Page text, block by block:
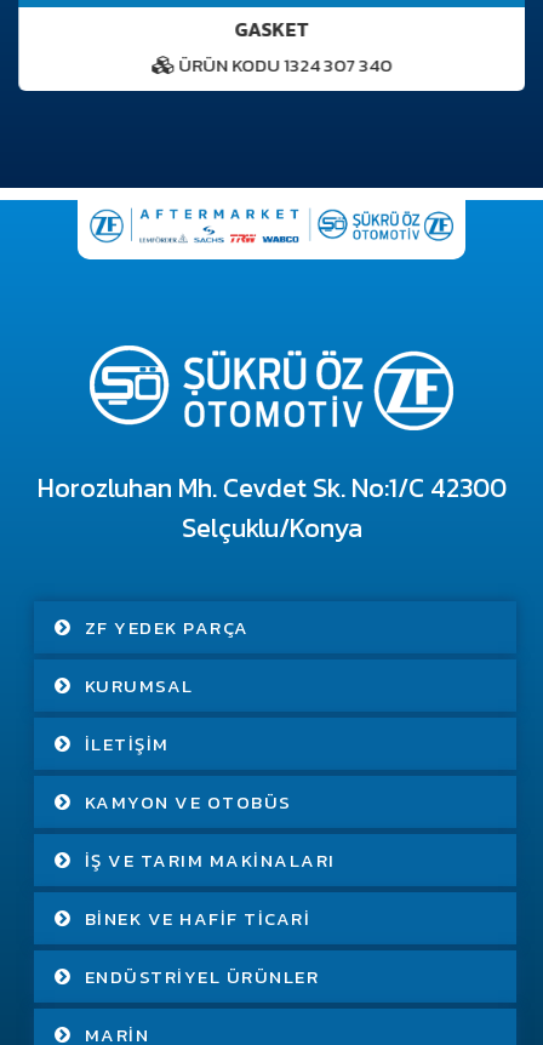
GASKET
ÜRÜN KODU 1324 307 340
Horozluhan Mh. Cevdet Sk. No:1/C 42300
Selçuklu/Konya
ZF YEDEK PARÇA
KURUMSAL
İLETIŞIM
KAMYON VE OTOBÜS
İŞ VE TARIM MAKINALARI
BINEK VE HAFIF TICARI
ENDÜSTRIYEL ÜRÜNLER
MARIN